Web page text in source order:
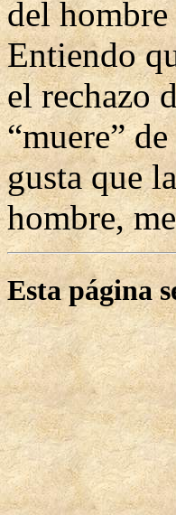
del
Entiendo
el rechazo
“muere”
gusta que
hombre,
Esta página